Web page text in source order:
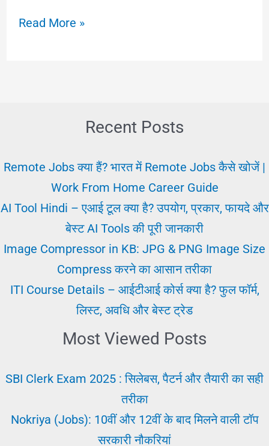
Apna
में
कामयाबी
|
काम
करो
Read More »
Recent Posts
Remote Jobs क्या हैं? भारत में Remote Jobs कैसे खोजें |
Work From Home Career Guide
AI Tool Hindi – एआई टूल क्या है? उपयोग, प्रकार, फायदे और
बेस्ट AI Tools की पूरी जानकारी
Image Compressor in KB: JPG & PNG Image Size
Compress करने का आसान तरीका
ITI Course Details – आईटीआई कोर्स क्या है? फुल फॉर्म,
लिस्ट, अवधि और बेस्ट ट्रेड
Most Viewed Posts
SBI Clerk Exam 2025 : सिलेबस, पैटर्न और तैयारी का सही
तरीका
Nokriya (Jobs): 10वीं और 12वीं के बाद मिलने वाली टॉप
सरकारी नौकरियां